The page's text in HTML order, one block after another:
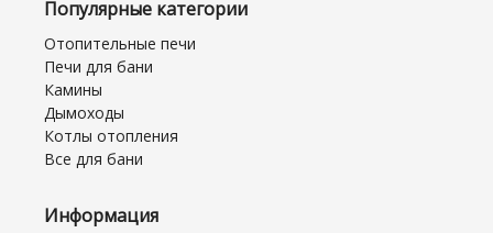
Популярные категории
Отопительные печи
Печи для бани
Камины
Дымоходы
Котлы отопления
Все для бани
Информация